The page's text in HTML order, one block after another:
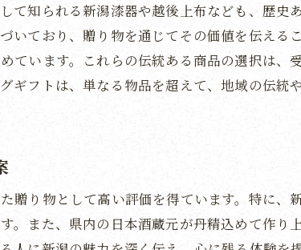
の美味しさを伝えるギフトの魅力
酒蔵が手掛ける日本酒の紹介
な時間を演出するカタログギフトの選び方
の豊かな食材を楽しむためのギフト提案
の特色を活かしたギフト開発の秘訣
未来を見据えたカタログギフトの展望
て知られる新潟漆器や越後上布なども、歴史
いており、贈り物を通じてその価値を伝える
ています。これらの伝統ある商品の選択は、
ギフトは、単なる物品を超えて、地域の伝
贈り物として高い評価を得ています。特に、
。また、県内の日本酒蔵元が丹精込めて作り